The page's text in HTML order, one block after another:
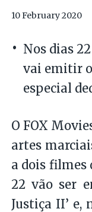
10 February 2020
Nos dias
vai emitir
especial
O FOX
artes
a dois filmes
22 vão ser
Justiça II’ e,